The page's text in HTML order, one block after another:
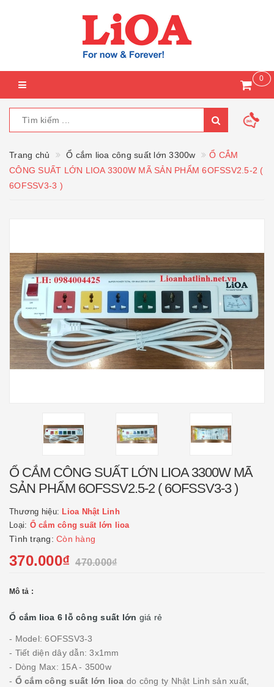
0
Trang chủ Ổ cắm lioa công suất lớn 3300w
Ổ CẮM
CÔNG SUẤT LỚN LIOA 3300W MÃ SẢN PHẨM 6OFSSV2.5-2 (
6OFSSV3-3 )
Ổ CẮM CÔNG SUẤT LỚN LIOA 3300W MÃ
SẢN PHẨM 6OFSSV2.5-2 ( 6OFSSV3-3 )
Thương hiệu: Lioa Nhật Linh
Loại: Ổ cắm công suất lớn lioa
Tình trạng: Còn hàng
370.000₫ 470.000₫
Mô tả :
Ổ cắm lioa 6 lỗ công suất lớn giá rẻ
- Model: 6OFSSV3-3
- Tiết diện dây dẫn: 3x1mm
- Dòng Max: 15A - 3500w
- Ổ cắm công suất lớn lioa do công ty Nhật Linh sản xuất,